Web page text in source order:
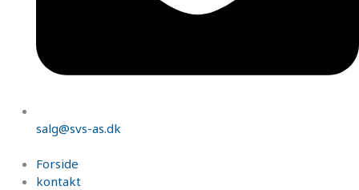
salg@svs-as.dk
Forside
kontakt